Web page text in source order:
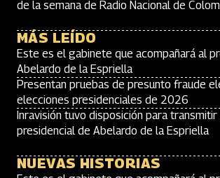
de la semana de Radio Nacional de
MÁS LEÍDO
Este es el gabinete que acompañará al
Abelardo de la Espriella
Presentan pruebas de presunto fraude
elecciones presidenciales de 2026
Inravisión tuvo disposición para transmitir
presidencial de Abelardo de la Espriella
NUEVAS HISTORIAS